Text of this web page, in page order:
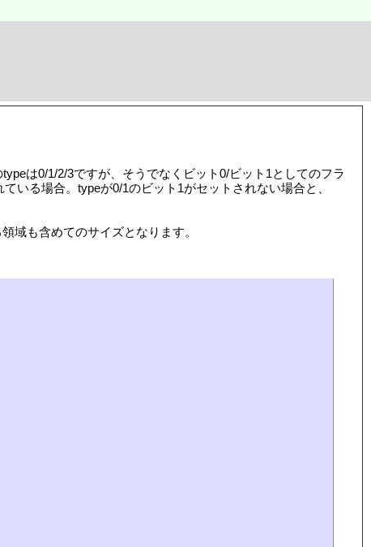
は0/1/2/3ですが、そうでなくビット0/ビット1としてのフラ
いる場合。typeが0/1のビット1がセットされない場合と、
域も含めてのサイズとなります。